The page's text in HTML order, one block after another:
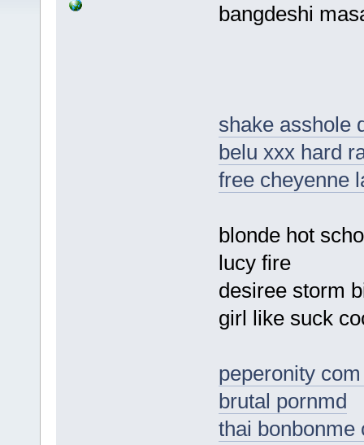
bangdeshi
shake asshole
belu xxx hard
free cheyenne
blonde hot
lucy fire
desiree storm
girl like suck
peperonity
brutal pornmd
thai bonbonme